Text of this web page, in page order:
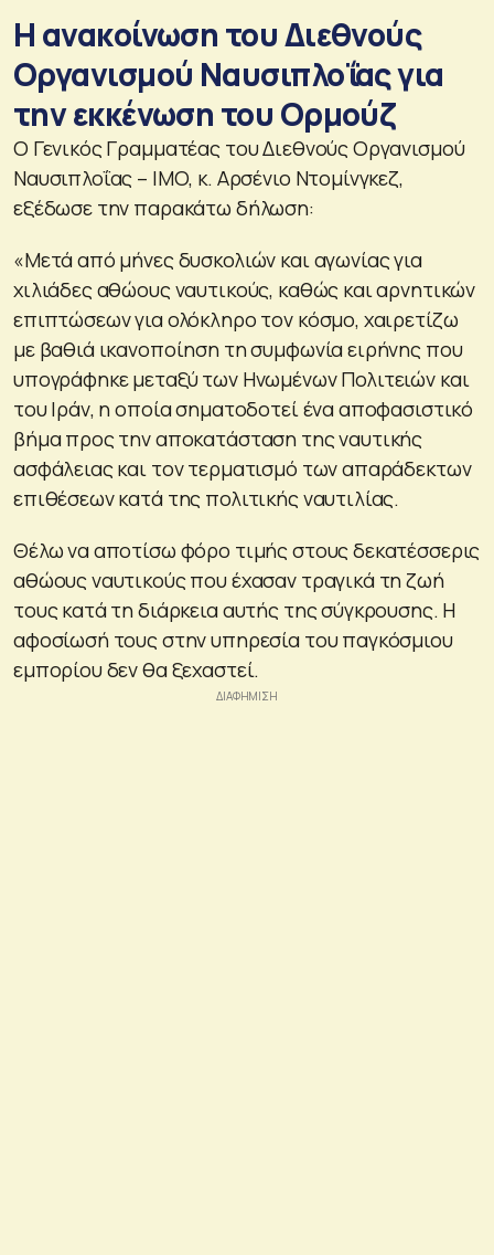
Η ανακοίνωση του Διεθνούς
Οργανισμού Ναυσιπλοΐας για
την εκκένωση του Ορμούζ
Ο Γενικός Γραμματέας του Διεθνούς Οργανισμού
Ναυσιπλοΐας – ΙΜΟ, κ. Αρσένιο Ντομίνγκεζ,
εξέδωσε την παρακάτω δήλωση:
«Μετά από μήνες δυσκολιών και αγωνίας για
χιλιάδες αθώους ναυτικούς, καθώς και αρνητικών
επιπτώσεων για ολόκληρο τον κόσμο, χαιρετίζω
με βαθιά ικανοποίηση τη συμφωνία ειρήνης που
υπογράφηκε μεταξύ των Ηνωμένων Πολιτειών και
του Ιράν, η οποία σηματοδοτεί ένα αποφασιστικό
βήμα προς την αποκατάσταση της ναυτικής
ασφάλειας και τον τερματισμό των απαράδεκτων
επιθέσεων κατά της πολιτικής ναυτιλίας.
Θέλω να αποτίσω φόρο τιμής στους δεκατέσσερις
αθώους ναυτικούς που έχασαν τραγικά τη ζωή
τους κατά τη διάρκεια αυτής της σύγκρουσης. Η
αφοσίωσή τους στην υπηρεσία του παγκόσμιου
εμπορίου δεν θα ξεχαστεί.